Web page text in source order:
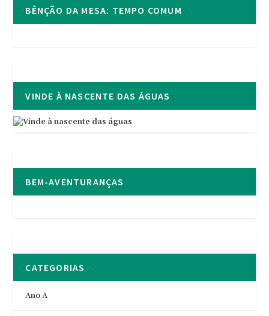
BÊNÇÃO DA MESA: TEMPO COMUM
VINDE À NASCENTE DAS ÁGUAS
BEM-AVENTURANÇAS
CATEGORIAS
Ano A